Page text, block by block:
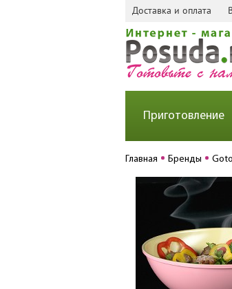
Доставка и оплата
Приготовление
Главная Бренды